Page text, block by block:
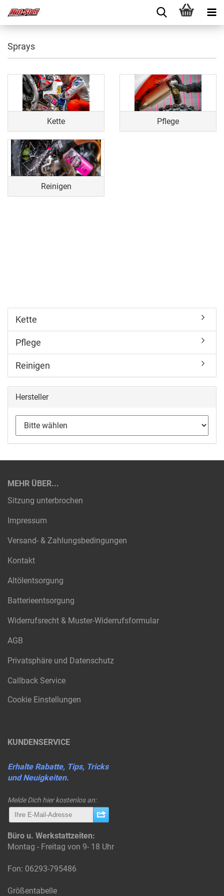
Sprays
Kette Pflege
Reinigen
Kette
Pflege
Reinigen
Hersteller
MEHR ÜBER...
Sitzung unterbrochen
Impressum
Versand- & Zahlungsbedingungen
Kontakt
Altölentsorgung
Batterieentsorgung
Widerrufsrecht & Muster-Widerrufsformular
AGB
Privatsphäre und Datenschutz
Callback Service
Cookie Einstellungen
KUNDENSERVICE
Erhalte Rabatte, Tips, Tricks
und Neuigkeiten.
Melde Dich hier kostenlos an:
Büro u. Werkstattzeiten:
Montag - Freitag von 9- 18 Uhr
Fon: 06293-795486
Größentabelle